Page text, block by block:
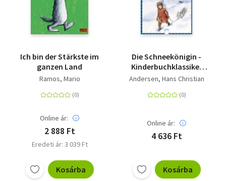
Ich bin der Stärkste im
ganzen Land
Ramos, Mario
Online ár:
2 888 Ft
Eredeti ár: 3 039 Ft
Kosárba
Die Schneekönigin -
Kinderbuchklassiker
zum Vorlesen
Andersen, Hans Christian
Online ár:
4 636 Ft
Kosárba